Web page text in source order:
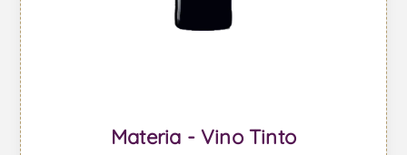
Materia - Vino Tinto